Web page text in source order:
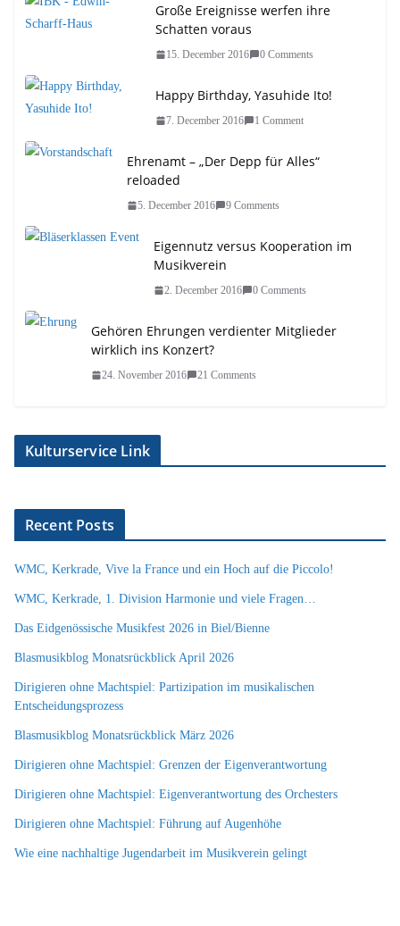
Große Ereignisse werfen ihre
Schatten voraus
15. December 2016 0 Comments
Happy Birthday, Yasuhide Ito!
7. December 2016 1 Comment
Ehrenamt – „Der Depp für Alles“
reloaded
5. December 2016 9 Comments
Eigennutz versus Kooperation im
Musikverein
2. December 2016 0 Comments
Gehören Ehrungen verdienter Mitglieder
wirklich ins Konzert?
24. November 2016 21 Comments
Kulturservice Link
Recent Posts
WMC, Kerkrade, Vive la France und ein Hoch auf die Piccolo!
WMC, Kerkrade, 1. Division Harmonie und viele Fragen…
Das Eidgenössische Musikfest 2026 in Biel/Bienne
Blasmusikblog Monatsrückblick April 2026
Dirigieren ohne Machtspiel: Partizipation im musikalischen
Entscheidungsprozess
Blasmusikblog Monatsrückblick März 2026
Dirigieren ohne Machtspiel: Grenzen der Eigenverantwortung
Dirigieren ohne Machtspiel: Eigenverantwortung des Orchesters
Dirigieren ohne Machtspiel: Führung auf Augenhöhe
Wie eine nachhaltige Jugendarbeit im Musikverein gelingt